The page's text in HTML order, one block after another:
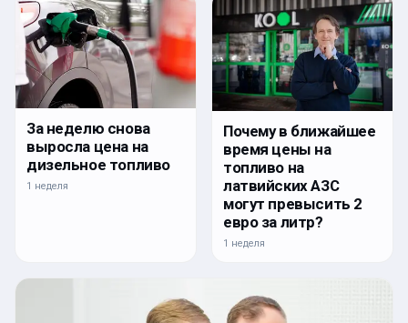
За неделю снова
выросла цена на
дизельное топливо
1 неделя
Почему в ближайшее
время цены на
топливо на
латвийских АЗС
могут превысить 2
евро за литр?
1 неделя